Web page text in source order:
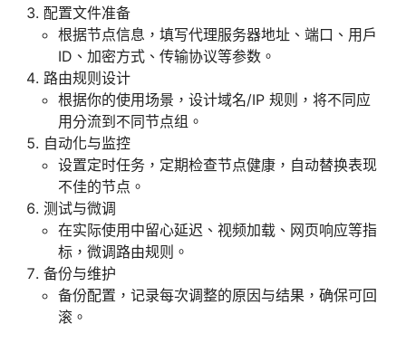
配置文件准备
根据节点信息，填写代理服务器地址、端口、用户
ID、加密方式、传输协议等参数。
路由规则设计
根据你的使用场景，设计域名/IP 规则，将不同应
用分流到不同节点组。
自动化与监控
设置定时任务，定期检查节点健康，自动替换表现
不佳的节点。
测试与微调
在实际使用中留心延迟、视频加载、网页响应等指
标，微调路由规则。
备份与维护
备份配置，记录每次调整的原因与结果，确保可回
滚。